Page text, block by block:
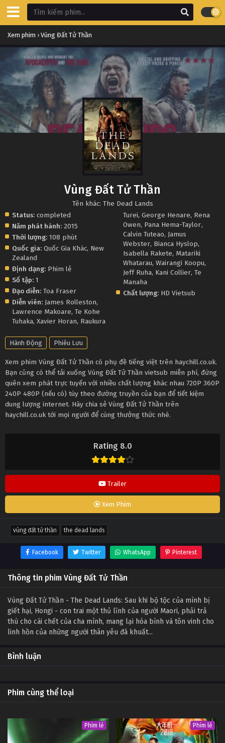
Xem phim › Vùng Đất Tử Thần
Rating 8.0
Trailer
Xem Phim
Vùng Đất Tử Thần
Tên khác: The Dead Lands
Status: completed
Năm phát hành: 2015
Thời lượng: 108 phút
Quốc gia: Quốc Gia Khác, New
Zealand
Định dạng: Phim lẻ
Số tập: 1
Đạo diễn: Toa Fraser
Diễn viên: James Rolleston,
Lawrence Makoare, Te Kohe
Tuhaka, Xavier Horan, Raukura
Turei,George Henare, Rena
Owen, Pana Hema-Taylor,
Calvin Tuteao, Jamus
Webster, Bianca Hyslop,
Isabella Rakete, Matariki
Whatarau,Wairangi Koopu,
Jeff Ruha, Kani Collier,Te
Manaha
Chất lượng: HD Vietsub
Hành Động Phiêu Lưu
Xem phim Vùng Đất Tử Thần có phụ đề tiếng việt trên haychill.co.uk.
Bạn cũng có thể tải xuống Vùng Đất Tử Thần vietsub miễn phí, đừng
quên xem phát trực tuyến với nhiều chất lượng khác nhau 720P 360P
240P 480P (nếu có) tùy theo đường truyền của bạn để tiết kiệm
dung lượng internet. Hãy chia sẻ Vùng Đất Tử Thần trên
haychill.co.uk tới mọi người để cùng thưởng thức nhé.
vùng đất tử thần the dead lands
Facebook Twitter WhatsApp Pinterest
Thông tin phim Vùng Đất Tử Thần
Vùng Đất Tử Thần - The Dead Lands: Sau khi bộ tộc của mình bị
giết hại, Hongi - con trai một thủ lĩnh của người Maori, phải trả
thù cho cái chết của cha mình, mang lại hòa bình và tôn vinh cho
linh hồn của những người thân yêu đã khuất...
Bình luận
Phim cùng thể loại
Phim lẻ Phim lẻ